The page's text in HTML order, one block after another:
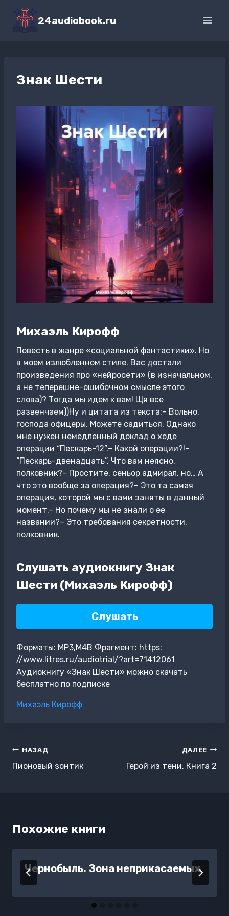
Перейти
содержимому
24audiobook.ru
Знак Шести
Михаэль Кирофф
Повесть в жанре «социальной фантастики». Но
в моем излюбленном стиле. Вас достали
произведения про «нейросети» (в изначальном,
а не теперешне-ошибочном смысле этого
слова)? Тогда мы идем к вам! Щя все
развенчаем))Ну и цитата из текста:– Вольно,
господа офицеры. Можете садиться. Однако
мне нужен немедленный доклад о ходе
операции “Пескарь-12”.– Какой операции?!–
“Пескарь-двенадцать”. Что вам неясно,
полковник?– Простите, сеньор адмирал, но… А
что это вообще за операция?– Это та самая
операция, которой мы с вами заняты в данный
момент.– Но почему мы не знали о ее
названии?– Это требования секретности,
полковник.
Слушать аудиокнигу Знак
Шести (Михаэль Кирофф)
Слушать
Форматы: MP3,M4B Фрагмент: https:
//www.litres.ru/audiotrial/?art=71412061
Аудиокнигу «Знак Шести» можно скачать
бесплатно по подписке
Метки
Михаэль Кирофф
Навигация
по
НАЗАД
Пионовый зонтик
ДАЛЕЕ
Герой из тени. Книга 2
Похожие книги
Чернобыль. Зона неприкасаемых